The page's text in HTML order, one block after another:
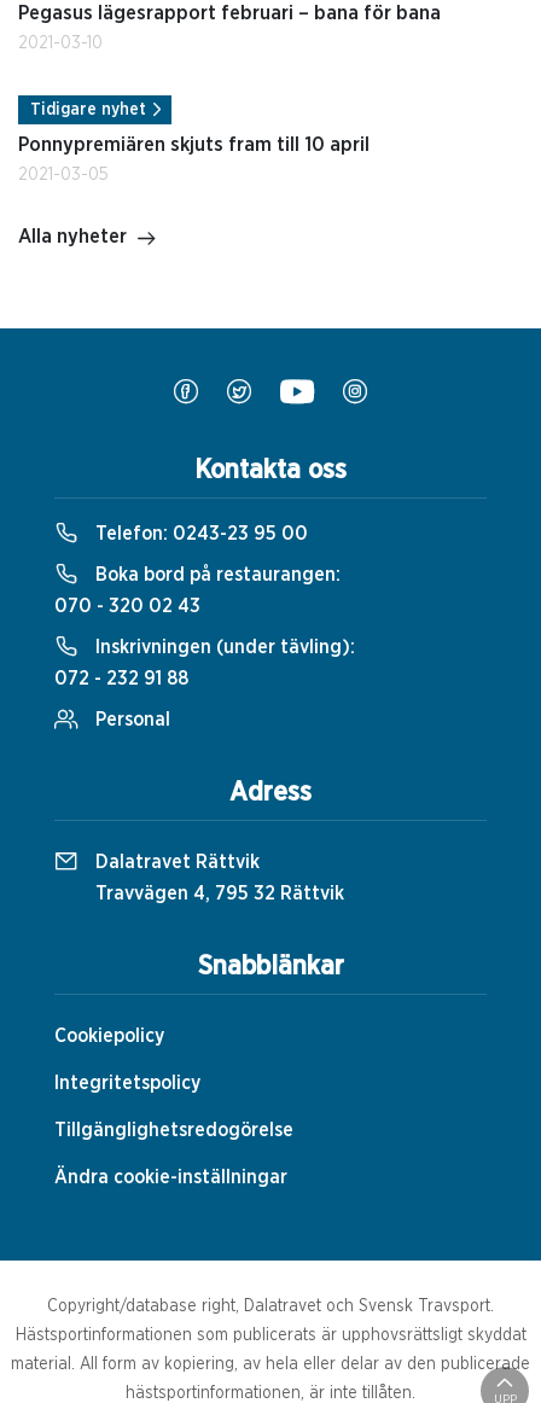
Pegasus lägesrapport februari – bana för bana
2021-03-10
Tidigare nyhet
Ponnypremiären skjuts fram till 10 april
2021-03-05
Alla nyheter
Snabblänkar
Cookiepolicy
Integritetspolicy
Tillgänglighetsredogörelse
Ändra cookie-inställningar
Kontakta oss
Telefon: 0243-23 95 00
Boka bord på restaurangen:
070 - 320 02 43
Inskrivningen (under tävling):
072 - 232 91 88
Personal
Adress
Dalatravet Rättvik
Travvägen 4, 795 32 Rättvik
UPP
Copyright/database right, Dalatravet och Svensk Travsport.
Hästsportinformationen som publicerats är upphovsrättsligt skyddat
material. All form av kopiering, av hela eller delar av den publicerade
hästsportinformationen, är inte tillåten.